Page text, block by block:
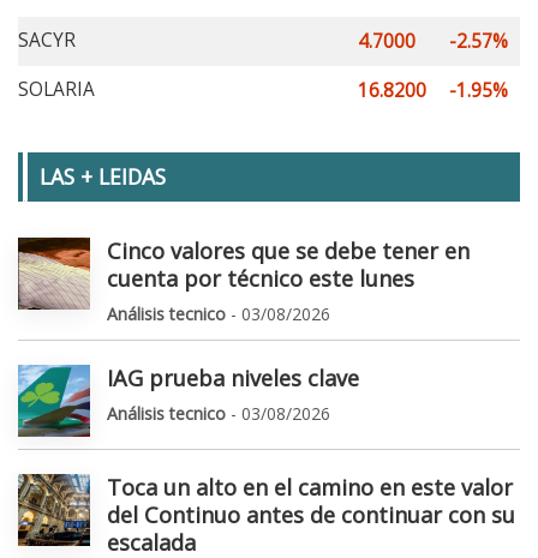
SACYR
4.7000
-2.57%
SOLARIA
16.8200 -1.95%
LAS + LEIDAS
Cinco valores que se debe tener en
cuenta por técnico este lunes
Análisis tecnico - 03/08/2026
IAG prueba niveles clave
Análisis tecnico - 03/08/2026
Toca un alto en el camino en este valor
del Continuo antes de continuar con su
escalada